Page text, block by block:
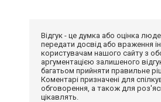
Відгук - це думка або оцінка
передати досвід або враження
користувачам нашого сайту з
аргументацією залишеного
багатьом прийняти правильне
Коментарі призначені для
обговорення, а також для
цікавлять.